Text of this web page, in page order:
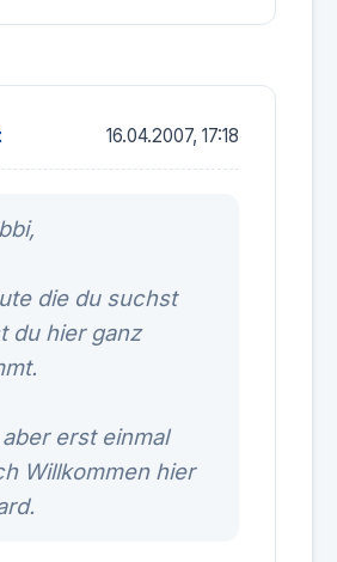
16.04.2007, 17:18
die du suchst
du hier ganz
aber erst einmal
Willkommen hier